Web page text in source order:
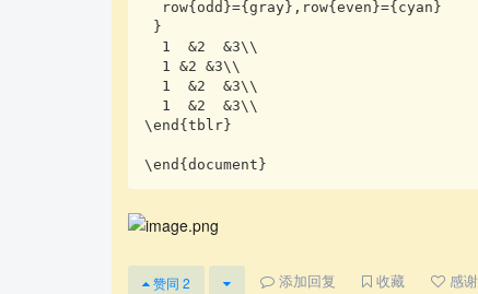
\end{tblr}
\end{document}
赞同 2 添加回复 收藏 感谢